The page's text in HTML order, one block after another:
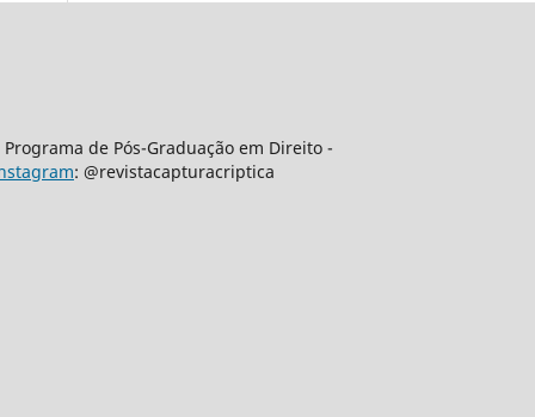
de Pós-Graduação em Direito -
: @revistacapturacriptica